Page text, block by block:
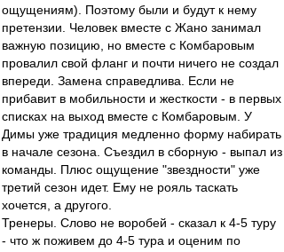
ощущениям). Поэтому были и будут к нему
претензии. Человек вместе с Жано занимал
важную позицию, но вместе с Комбаровым
провалил свой фланг и почти ничего не создал
впереди. Замена справедлива. Если не
прибавит в мобильности и жесткости - в первых
списках на выход вместе с Комбаровым. У
Димы уже традиция медленно форму набирать
в начале сезона. Съездил в сборную - выпал из
команды. Плюс ощущение "звездности" уже
третий сезон идет. Ему не рояль таскать
хочется, а другого.
Тренеры. Слово не воробей - сказал к 4-5 туру
- что ж поживем до 4-5 тура и оценим по